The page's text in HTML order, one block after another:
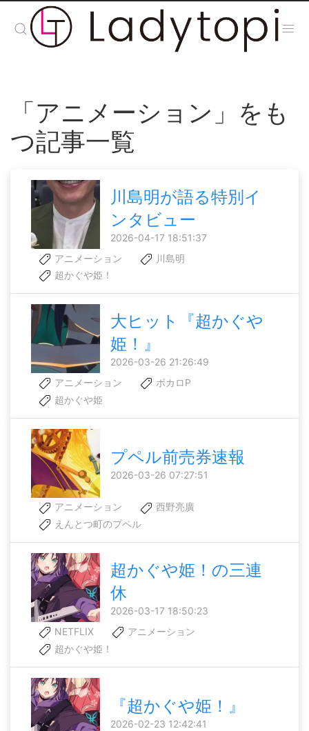
「アニメーション」をも
つ記事一覧
川島明が語る特別イ
ンタビュー
2026-04-17 18:51:37
アニメーション
川島明
超かぐや姫！
大ヒット『超かぐや
姫！』
2026-03-26 21:26:49
アニメーション
ボカロP
超かぐや姫
プペル前売券速報
2026-03-26 07:27:51
アニメーション
西野亮廣
えんとつ町のプペル
超かぐや姫！の三連
休
2026-03-17 18:50:23
NETFLIX
アニメーション
超かぐや姫！
『超かぐや姫！』
2026-02-23 12:42:41